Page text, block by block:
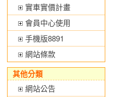
實車實價計畫
會員中心使用
手機版8891
網站條款
其他分類
網站公告